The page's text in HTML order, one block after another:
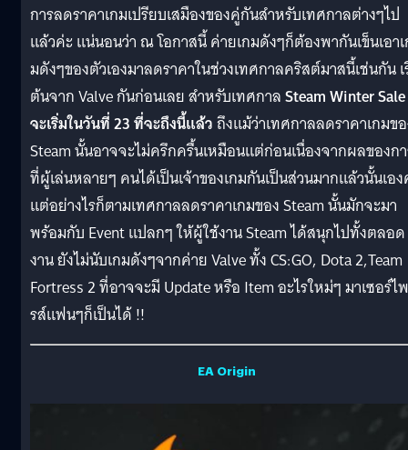
การลดราคาเกมเปรียบเสมืองของคู่กันสำหรับเทศกาลต่างๆไป
แล้วค่ะ แน่นอนว่า ณ โอกาสนี้ ค่ายเกมดังๆก็ต้องพากันเข็นเอา
มดังๆของตัวเองมาลดราคาในช่วงเทศกาลคริสต์มาสนี้เช่นกัน
ต้นจาก Valve กันก่อนเลย สำหรับเทศกาลSteam Winter
จะเริ่มในวันที่ 23 ที่จะถึงนี้แล้วถึงแม้ว่าเทศกาลลดราคาเกมข
Steam นั้นอาจจะไม่ครึกครื้นเหมือนแต่ก่อนเนื่องจากผลของก
ที่ผู้เล่นหลายๆ คนได้เป็นเจ้าของเกมกันเป็นส่วนมากแล้วนั้นเอ
แต่อย่างไรก็ตามเทศกาลลดราคาเกมของ Steam นั้นมักจะมา
พร้อมกับ Event แปลกๆ ให้ผู้ใช้งาน Steam ได้สนุกไปทั้งตลอด
งาน ยังไม่นับเกมดังๆจากค่าย Valve ทั้ง CS:GO, Dota 2,Team
Fortress 2 ที่อาจจะมี Update หรือ Item อะไรใหม่ๆ มาเซอร์ไพ
รส์แฟนๆก็เป็นได้ !!
EA Origin